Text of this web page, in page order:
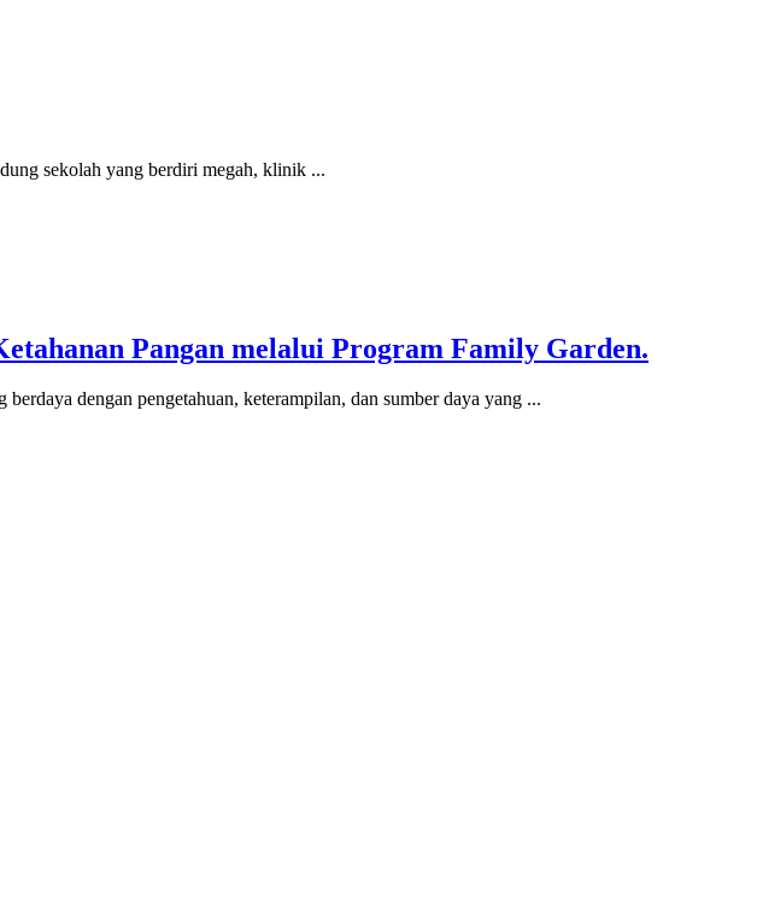
sekolah yang berdiri megah, klinik ...
Pangan melalui Program Family Garden.
dengan pengetahuan, keterampilan, dan sumber daya yang ...